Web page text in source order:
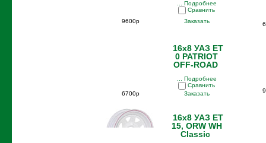
... Подробнее
Сравнить
9600р
Заказать
16x8 УАЗ ET
0 PATRIOT
OFF-ROAD
... Подробнее
Сравнить
6700р
Заказать
16x8 УАЗ ET
15, ORW WH
Classic